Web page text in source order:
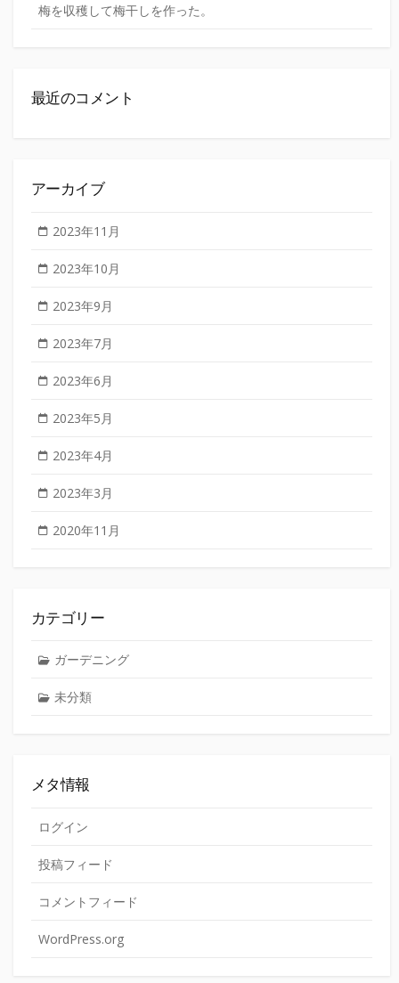
梅を収穫して梅干しを作った。
最近のコメント
アーカイブ
2023年11月
2023年10月
2023年9月
2023年7月
2023年6月
2023年5月
2023年4月
2023年3月
2020年11月
カテゴリー
ガーデニング
未分類
メタ情報
ログイン
投稿フィード
コメントフィード
WordPress.org